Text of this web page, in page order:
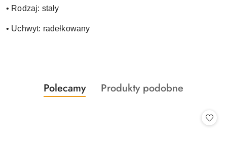
• Rodzaj: stały
• Uchwyt: radełkowany
Pomiń karuzelę produktów
Produkty
o
Polecamy
Produkty
Produkty podobne